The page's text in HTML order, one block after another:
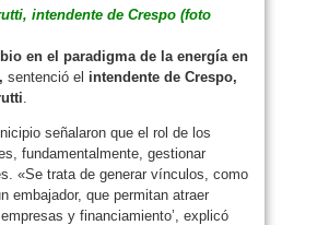
intendente de Crespo (foto
en el paradigma de la energía en
sentenció el intendente de Crespo,
señalaron que el rol de los
fundamentalmente, gestionar
«Se trata de generar vínculos, como
embajador, que permitan atraer
y financiamiento’, explicó